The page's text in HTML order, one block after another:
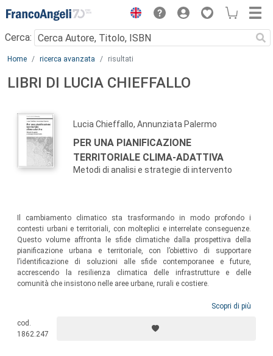
Menu
Cerca:
Main content
Home ricerca avanzata risultati
LIBRI DI LUCIA CHIEFFALLO
Lucia Chieffallo, Annunziata Palermo
PER UNA PIANIFICAZIONE
TERRITORIALE CLIMA-ADATTIVA
Metodi di analisi e strategie di intervento
Il cambiamento climatico sta trasformando in modo profondo i
contesti urbani e territoriali, con molteplici e interrelate conseguenze.
Questo volume affronta le sfide climatiche dalla prospettiva della
pianificazione urbana e territoriale, con l’obiettivo di supportare
l’identificazione di soluzioni alle sfide contemporanee e future,
accrescendo la resilienza climatica delle infrastrutture e delle
comunità che insistono nelle aree urbane, rurali e costiere.
Scopri di più
cod.
1862.247